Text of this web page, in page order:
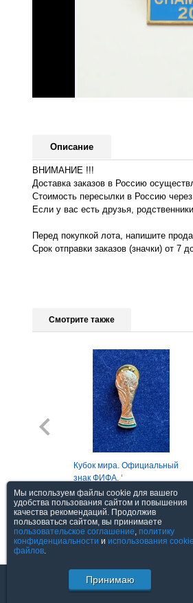
Описание
ВНИМАНИЕ !!!
Доставка заказов в Россию
Стоимость пересылки в Россию
Если у вас есть друзья,
Перед покупкой лота, напишите
Срок отправки заказов (значки) от 7
Смотрите также
Кубок мира. Официальный
знак ФИФА. ‘
$3.7
Посмотреть все
О торговой площадке
Мы используем файлы cookie для вашего
удобства пользования сайтом и повышения
качества рекомендаций. Продолжив
пользоваться сайтом, вы принимаете
пользовательское соглашение, политику
конфиденциальности и использования cookie
файлов.
Принимаю